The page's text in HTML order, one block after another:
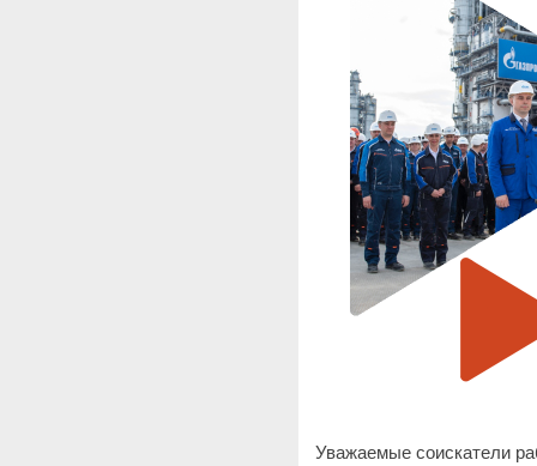
Уважаемые соискатели